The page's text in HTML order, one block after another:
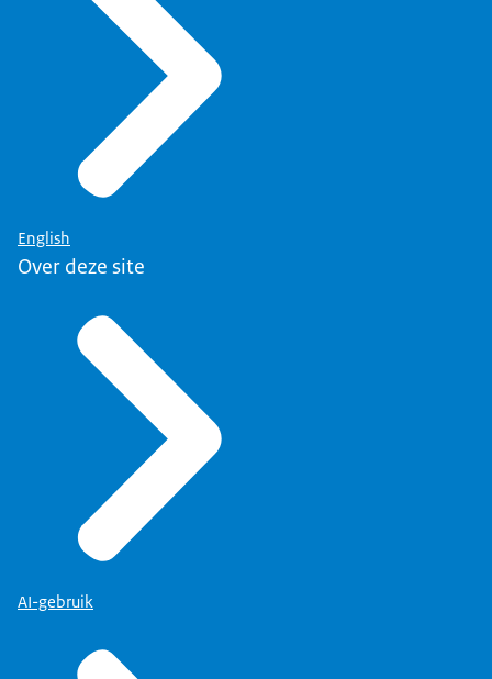
Opdrachten voor nieuwbouw of onderhoud in de
English
Over deze site
AI-gebruik